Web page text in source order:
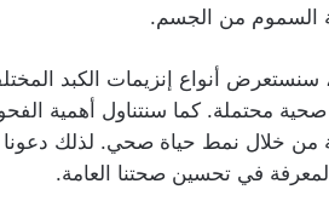
السموم من الجسم.
سنستعرض أنواع إنزيمات الكبد
محتملة. كما سنتناول أهمية
من خلال نمط حياة صحي. لذلك
في تحسين صحتنا العامة.